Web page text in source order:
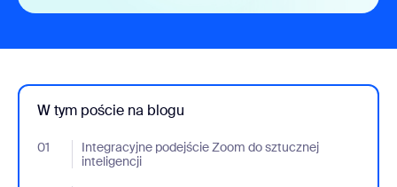
W tym poście na blogu
01
Integracyjne podejście Zoom do sztucznej
inteligencji
- Jumplink to Integracyjne podejście Zoom do sztucznej